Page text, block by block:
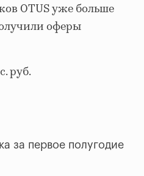
OTUS уже больше
оферы
руб.
за первое полугодие